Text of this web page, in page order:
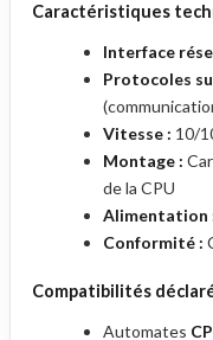
Caractéristiques
Interface
Protocoles
Vitesse : 10/
Montage :
de la CPU
Alimentation
Conformité :
Compatibilités
Automates